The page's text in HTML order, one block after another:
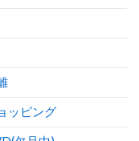
ッピング